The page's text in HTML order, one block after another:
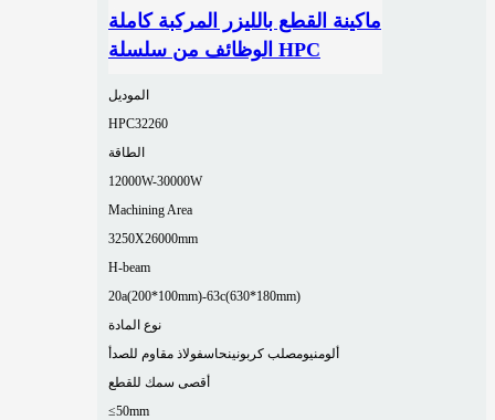
ماكينة القطع بالليزر المركبة كاملة
الوظائف من سلسلة HPC
الموديل
HPC32260
الطاقة
12000W-30000W
Machining Area
3250X26000mm
H-beam
20a(200*100mm)-63c(630*180mm)
نوع المادة
ألومنيومصلب كربونينحاسفولاذ مقاوم للصدأ
أقصى سمك للقطع
≤50mm